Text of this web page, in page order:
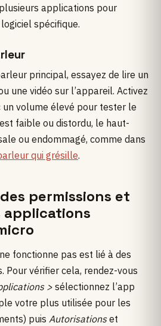
applications pour
spécifique.
principal, essayez de lire un
une vidéo sur l’appareil. Activez
un volume élevé pour tester le
faible ou distordu, le haut-
ou endommagé, comme dans
qui grésille.
permissions et
applications
fonctionne pas est lié à des
Pour vérifier cela, rendez-vous
>sélectionnez l’app
votre plus utilisée pour les
puisAutorisationset